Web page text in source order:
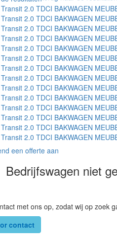
een offerte aan
Bedrijfswagen niet
met ons op, zodat wij op zoek
contact